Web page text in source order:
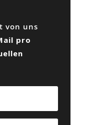
von uns
pro